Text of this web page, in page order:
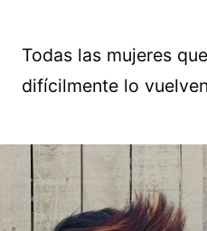
Todas las mujeres
difícilmente lo